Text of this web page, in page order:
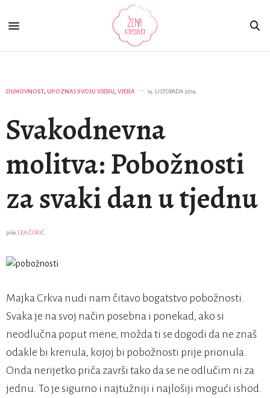
DUHOVNOST, UPOZNAJ SVOJU VJERU, VJERA 19. LISTOPADA 2019.
Svakodnevna
molitva: Pobožnosti
za svaki dan u tjednu
piše LEA ČORIĆ
Majka Crkva nudi nam čitavo bogatstvo pobožnosti.
Svaka je na svoj način posebna i ponekad, ako si
neodlučna poput mene, možda ti se dogodi da ne znaš
odakle bi krenula, kojoj bi pobožnosti prije prionula.
Onda nerijetko priča završi tako da se ne odlučim ni za
jednu. To je sigurno i najtužniji i najlošiji mogući ishod.